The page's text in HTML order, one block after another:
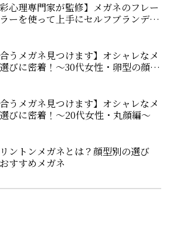
彩心理専門家が監修】メガネのフレー
ーを使って上手にセルフブランディ
合うメガネ見つけます】オシャレなメ
びに密着！〜30代女性・卵型の顔
合うメガネ見つけます】オシャレなメ
びに密着！〜20代女性・丸顔編〜
ントンメガネとは？顔型別の選び
すすめメガネ